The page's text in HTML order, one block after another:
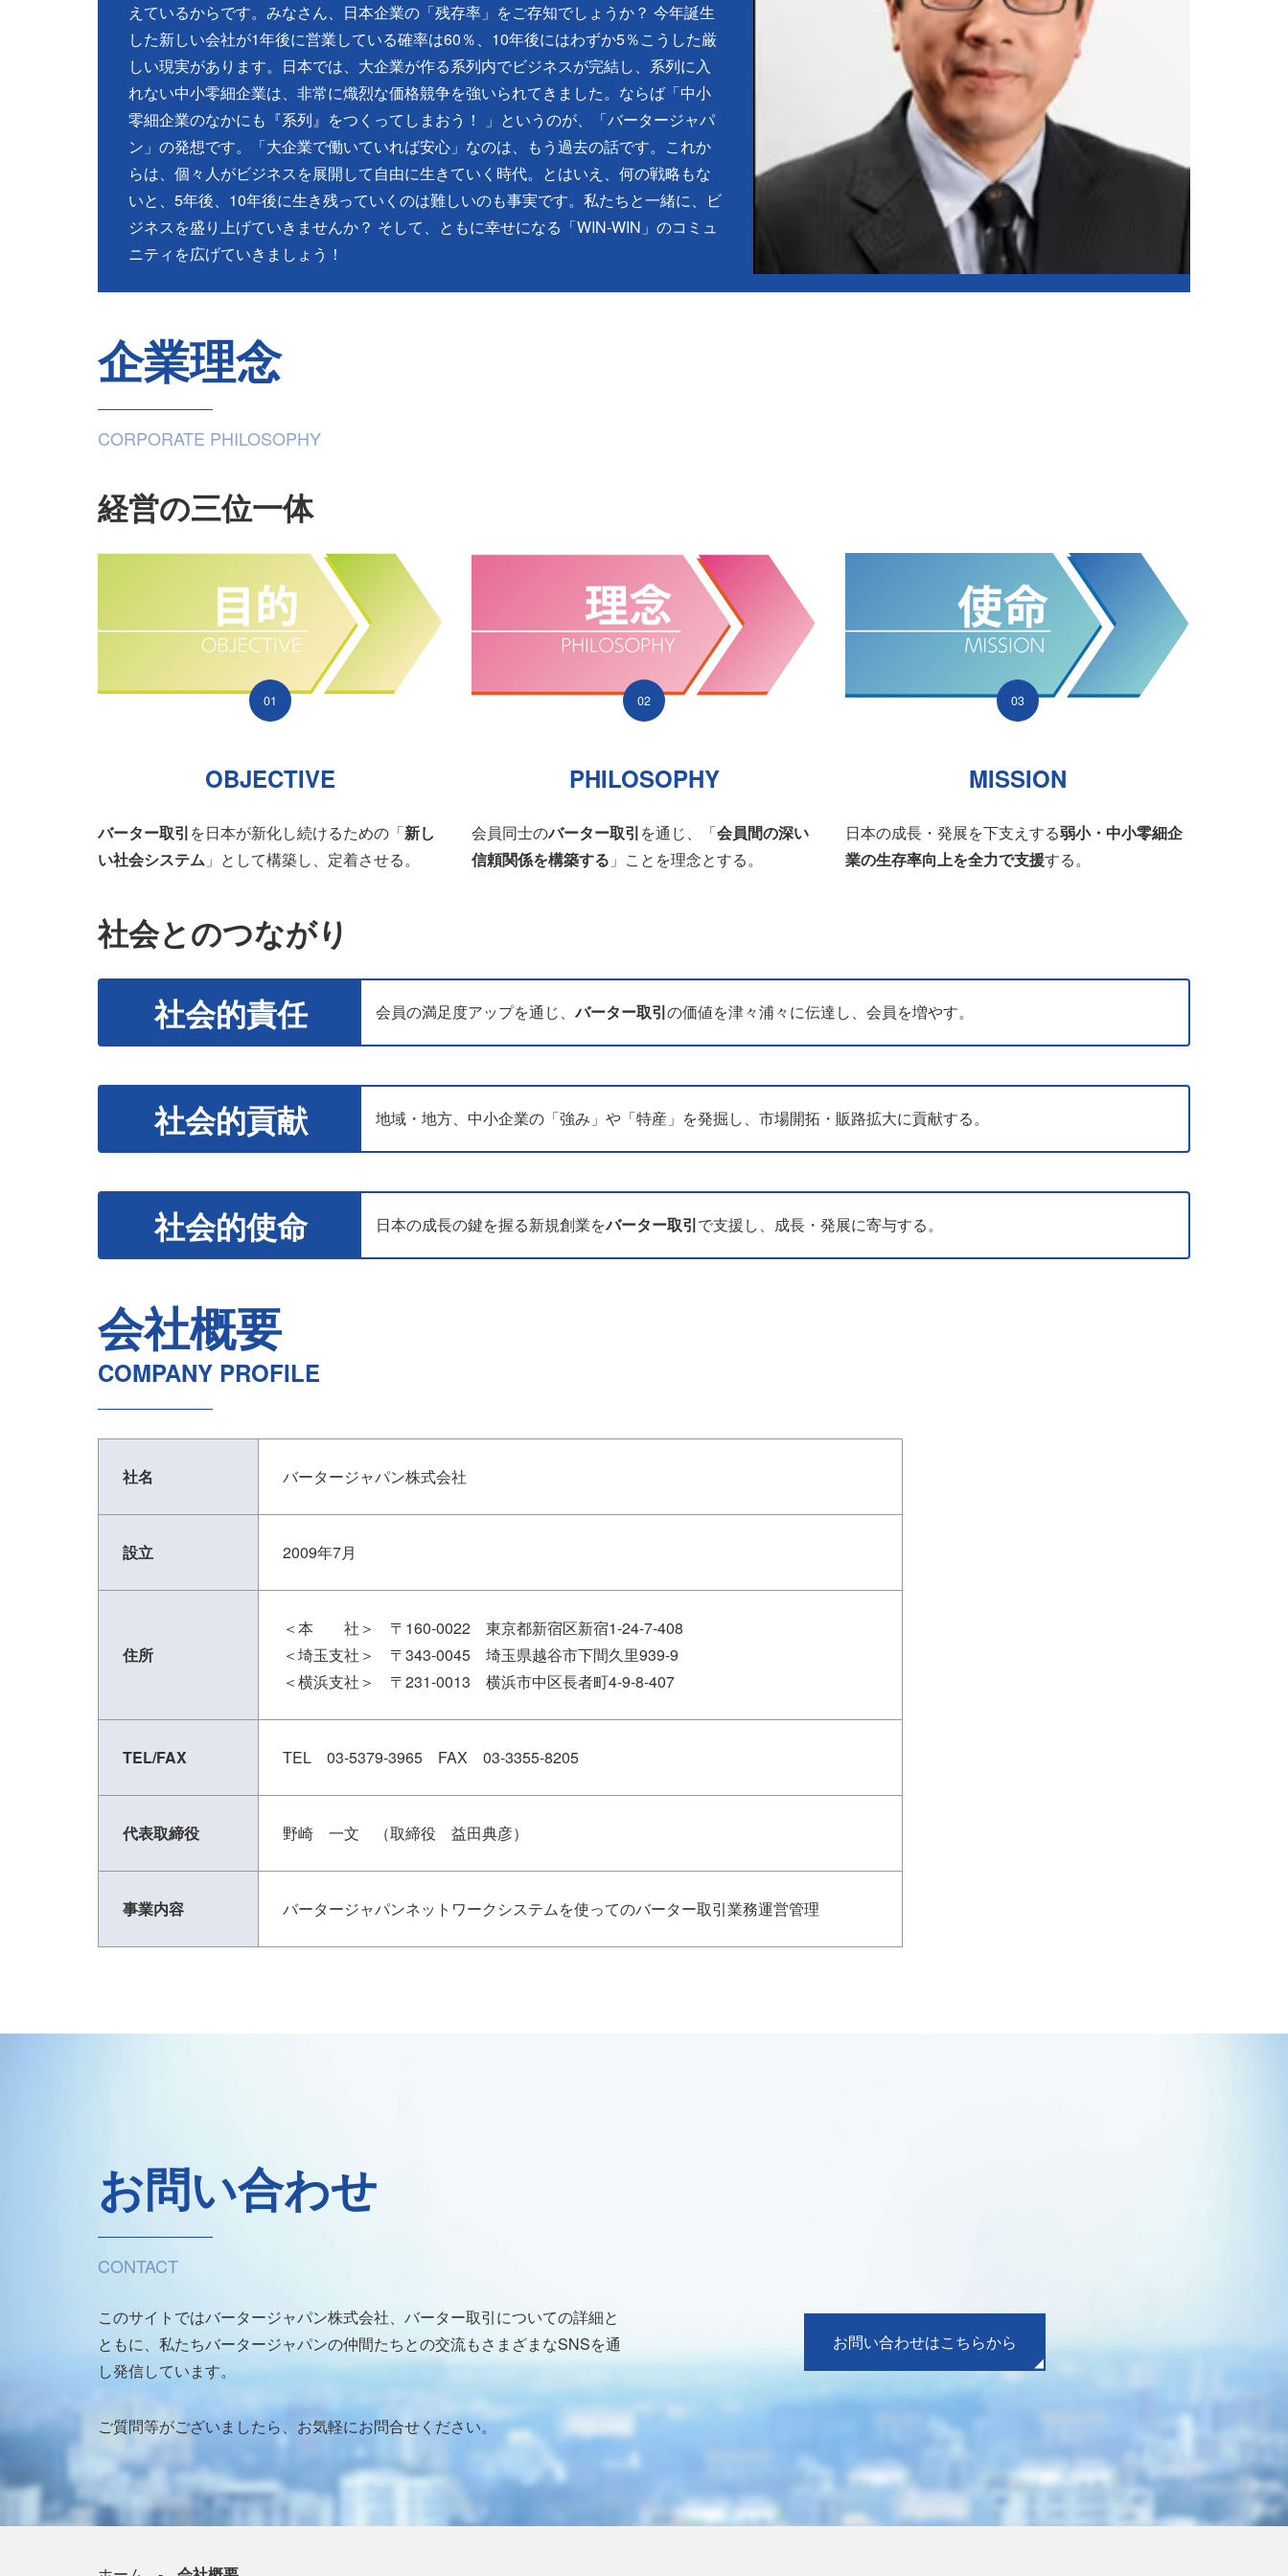
えているからです。みなさん、日本企業の「残存率」をご存知でしょうか？ 今年誕生
した新しい会社が1年後に営業している確率は60％、10年後にはわずか5％こうした厳
しい現実があります。日本では、大企業が作る系列内でビジネスが完結し、系列に入
れない中小零細企業は、非常に熾烈な価格競争を強いられてきました。ならば「中小
零細企業のなかにも『系列』をつくってしまおう！ 」というのが、「バータージャパ
ン」の発想です。「大企業で働いていれば安心」なのは、もう過去の話です。これか
らは、個々人がビジネスを展開して自由に生きていく時代。とはいえ、何の戦略もな
いと、5年後、10年後に生き残っていくのは難しいのも事実です。私たちと一緒に、ビ
ジネスを盛り上げていきませんか？ そして、ともに幸せになる「WIN-WIN」のコミュ
ニティを広げていきましょう！
企業理念
CORPORATE PHILOSOPHY
経営の三位一体
01
OBJECTIVE
バーター取引を日本が新化し続けるための「新し
い社会システム 」として構築し、定着させる。
02
PHILOSOPHY
会員同士のバーター取引を通じ、「会員間の深い
信頼関係を構築する 」ことを理念とする。
03
MISSION
日本の成長・発展を下支えする弱小・中小零細企
業の生存率向上を全力で支援する。
社会とのつながり
社会的責任
会員の満足度アップを通じ、バーター取引の価値を津々浦々に伝達し、会員を増やす。
社会的貢献 地域・地方、中小企業の「強み」や「特産」を発掘し、市場開拓・販路拡大に貢献する。
社会的使命 日本の成長の鍵を握る新規創業をバーター取引で支援し、成長・発展に寄与する。
会社概要
COMPANY PROFILE
社名 バータージャパン株式会社
設立 2009年7月
住所
＜本 社＞ 〒160-0022 東京都新宿区新宿1-24-7-408
＜埼玉支社＞ 〒343-0045 埼玉県越谷市下間久里939-9
＜横浜支社＞ 〒231-0013 横浜市中区長者町4-9-8-407
TEL/FAX TEL 03-5379-3965 FAX 03-3355-8205
代表取締役 野崎 一文 （取締役 益田典彦）
事業内容 バータージャパンネットワークシステムを使ってのバーター取引業務運営管理
お問い合わせ
CONTACT
このサイトではバータージャパン株式会社、バーター取引についての詳細と
ともに、私たちバータージャパンの仲間たちとの交流もさまざまなSNSを通
し発信しています。
ご質問等がございましたら、お気軽にお問合せください。
お問い合わせはこちらから